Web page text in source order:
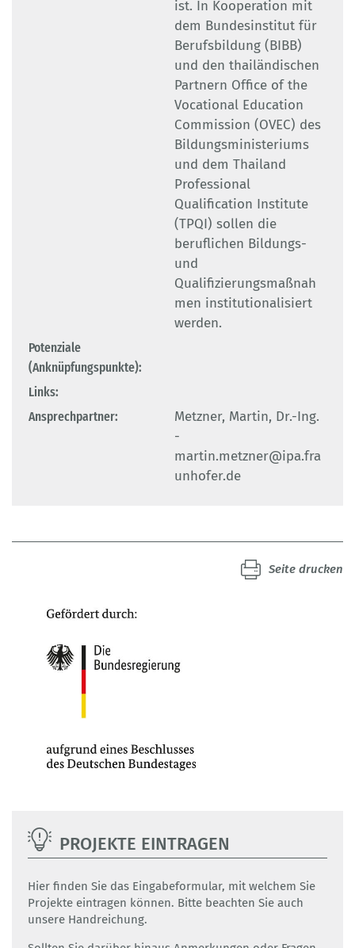
ist. In Kooperation mit
dem Bundesinstitut für
Berufsbildung (BIBB)
und den thailändischen
Partnern Office of the
Vocational Education
Commission (OVEC) des
Bildungsministeriums
und dem Thailand
Professional
Qualification Institute
(TPQI) sollen die
beruflichen Bildungs-
und
Qualifizierungsmaßnah
men institutionalisiert
werden.
Potenziale
(Anknüpfungspunkte):
Links:
Ansprechpartner:
Metzner, Martin, Dr.-Ing.
-
martin.metzner@ipa.fra
unhofer.de
Seite drucken
PROJEKTE EINTRAGEN
Hier finden Sie das Eingabeformular, mit welchem Sie
Projekte eintragen können. Bitte beachten Sie auch
unsere Handreichung.